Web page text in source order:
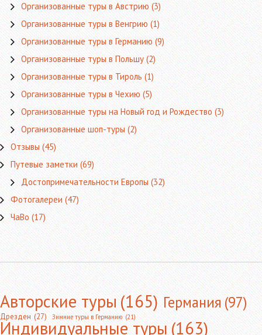
Организованные туры в Австрию(3)
Организованные туры в Венгрию(1)
Организованные туры в Германию(9)
Организованные туры в Польшу(2)
Организованные туры в Тироль(1)
Организованные туры в Чехию(5)
Организованные туры на Новый год и Рождество(3)
Организованные шоп-туры(2)
Отзывы(45)
Путевые заметки(69)
Достопримечательности Европы(32)
Фотогалереи(47)
ЧаВо(17)
Авторские туры(165) Германия(97)
Дрезден (27) Зимние туры в Германию (21)
Индивидуальные туры(163)